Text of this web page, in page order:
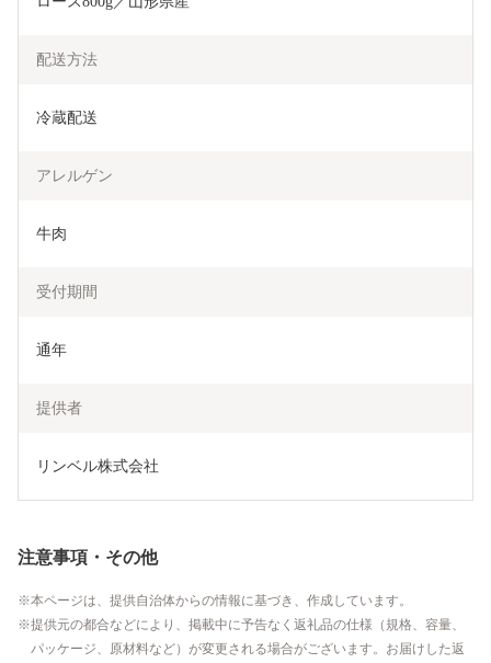
配送方法
冷蔵配送
アレルゲン
牛肉
受付期間
通年
提供者
リンベル株式会社
注意事項・その他
本ページは、提供自治体からの情報に基づき、作成しています。
提供元の都合などにより、掲載中に予告なく返礼品の仕様（規格、容量、
パッケージ、原材料など）が変更される場合がございます。お届けした返